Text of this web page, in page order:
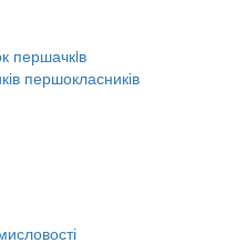
першачкiв
першокласників